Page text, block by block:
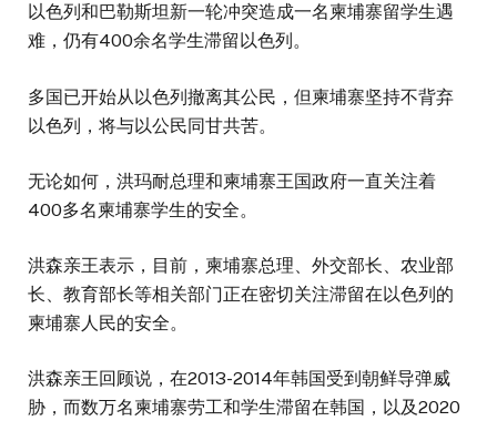
以色列和巴勒斯坦新一轮冲突造成一名柬埔寨留学生遇
难，仍有400余名学生滞留以色列。
多国已开始从以色列撤离其公民，但柬埔寨坚持不背弃
以色列，将与以公民同甘共苦。
无论如何，洪玛耐总理和柬埔寨王国政府一直关注着
400多名柬埔寨学生的安全。
洪森亲王表示，目前，柬埔寨总理、外交部长、农业部
长、教育部长等相关部门正在密切关注滞留在以色列的
柬埔寨人民的安全。
洪森亲王回顾说，在2013-2014年韩国受到朝鲜导弹威
胁，而数万名柬埔寨劳工和学生滞留在韩国，以及2020